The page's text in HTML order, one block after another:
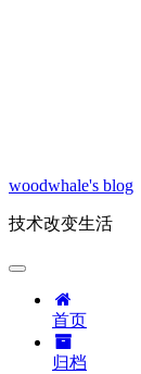
woodwhale's blog
技术改变生活
首页
归档